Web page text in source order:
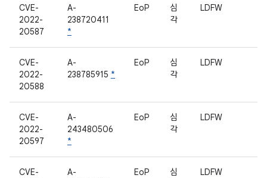
CVE-
2022-
20587
A-
238720411
*
EoP
심
각
LDFW
CVE-
2022-
20588
A-
238785915 *
EoP
심
각
LDFW
CVE-
2022-
20597
A-
243480506
*
EoP
심
각
LDFW
CVE-
A-
EoP
심
LDFW